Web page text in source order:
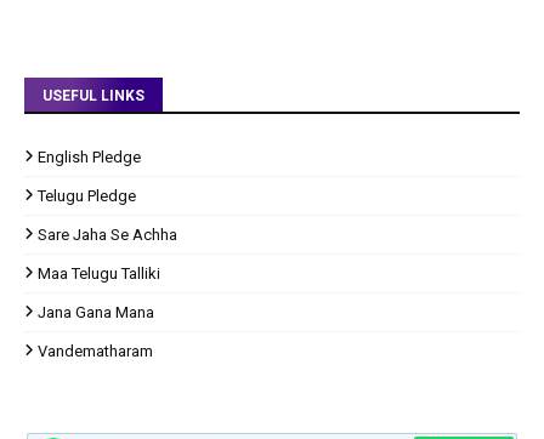
USEFUL LINKS
English Pledge
Telugu Pledge
Sare Jaha Se Achha
Maa Telugu Talliki
Jana Gana Mana
Vandematharam